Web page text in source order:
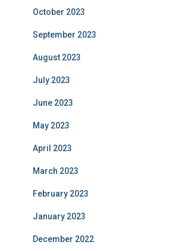
October 2023
September 2023
August 2023
July 2023
June 2023
May 2023
April 2023
March 2023
February 2023
January 2023
December 2022